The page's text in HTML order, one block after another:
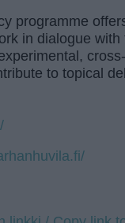
programme
in dialogue
to topical